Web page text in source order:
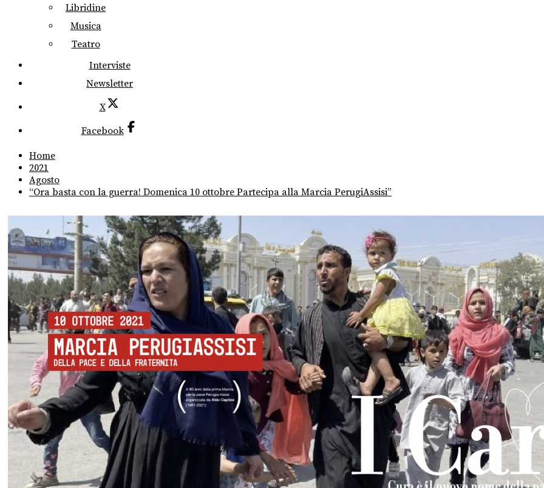
Libridine
Musica
Teatro
Interviste
Newsletter
X
Facebook
Home
2021
Agosto
“Ora basta con la guerra! Domenica 10 ottobre Partecipa alla Marcia PerugiAssisi”